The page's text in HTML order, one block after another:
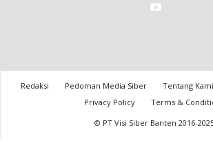
Redaksi Pedoman Media Siber Tentang Kami
Privacy Policy
Terms &
© PT Visi Siber Banten 2016-